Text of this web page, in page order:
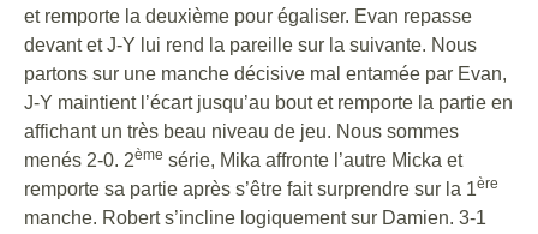
et remporte la deuxième pour égaliser. Evan repasse
devant et J-Y lui rend la pareille sur la suivante. Nous
partons sur une manche décisive mal entamée par Evan,
J-Y maintient l’écart jusqu’au bout et remporte la partie en
affichant un très beau niveau de jeu. Nous sommes
menés 2-0. 2ème série, Mika affronte l’autre Micka et
remporte sa partie après s’être fait surprendre sur la 1ère
manche. Robert s’incline logiquement sur Damien. 3-1